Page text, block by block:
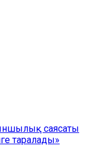
саясаты
таралады»